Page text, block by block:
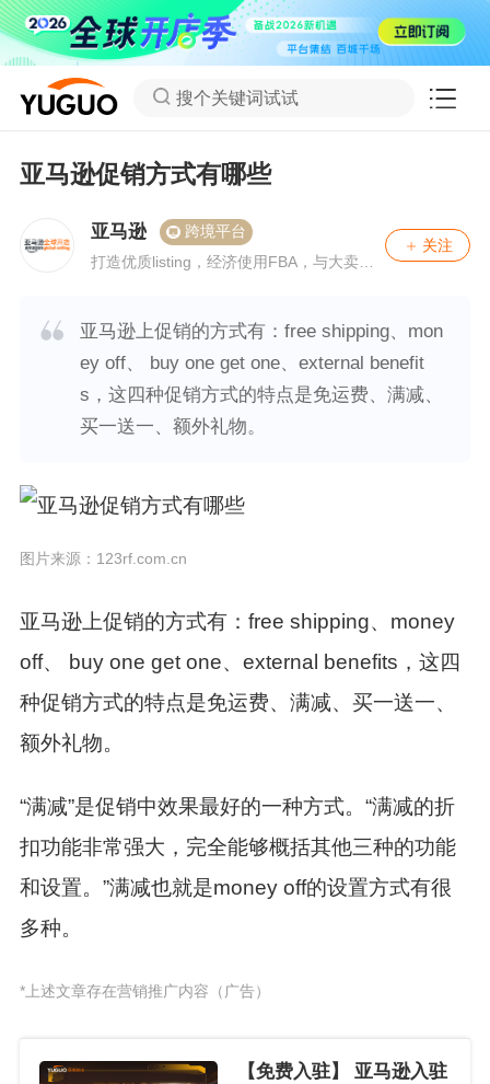
搜个关键词试试
亚马逊促销方式有哪些
亚马逊
跨境平台
打造优质listing，经济使用FBA，与大卖互
关注
亚马逊上促销的方式有：free shipping、mon
ey off、 buy one get one、external benefit
s，这四种促销方式的特点是免运费、满减、
买一送一、额外礼物。
图片来源：123rf.com.cn
亚马逊上促销的方式有：free shipping、money
off、 buy one get one、external benefits，这四
种促销方式的特点是免运费、满减、买一送一、
额外礼物。
“满减”是促销中效果最好的一种方式。“满减的折
扣功能非常强大，完全能够概括其他三种的功能
和设置。”满减也就是money off的设置方式有很
多种。
*上述文章存在营销推广内容（广告）
【免费入驻】 亚马逊入驻